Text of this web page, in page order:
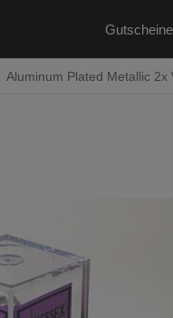
Gutscheine
Aluminum Plated Metallic